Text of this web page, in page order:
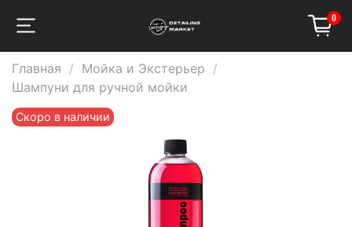
0
Главная
Мойка и Экстерьер
Шампуни для ручной мойки
Скоро в наличии